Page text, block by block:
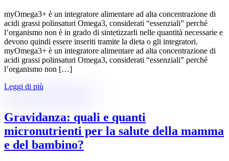
myOmega3+ è un integratore alimentare ad alta concentrazione di
acidi grassi polinsaturi Omega3, considerati “essenziali” perché
l’organismo non è in grado di sintetizzarli nelle quantità necessarie e
devono quindi essere inseriti tramite la dieta o gli integratori.
myOmega3+ è un integratore alimentare ad alta concentrazione di
acidi grassi polinsaturi Omega3, considerati “essenziali” perché
l’organismo non […]
Leggi di più
Gravidanza: quali e quanti
micronutrienti per la salute della mamma
e del bambino?